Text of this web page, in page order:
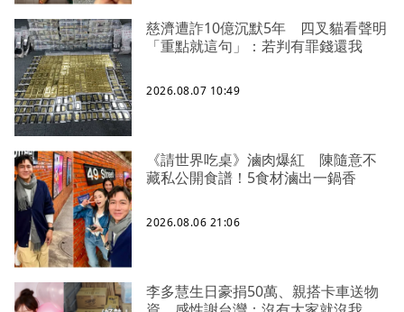
慈濟遭詐10億沉默5年 四叉貓看聲明
「重點就這句」：若判有罪錢還我
2026.08.07 10:49
《請世界吃桌》滷肉爆紅 陳隨意不
藏私公開食譜！5食材滷出一鍋香
2026.08.06 21:06
李多慧生日豪捐50萬、親搭卡車送物